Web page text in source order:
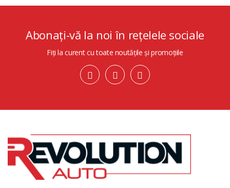
Abonați-vă la noi în rețelele sociale
Fiți la curent cu toate noutățile și promoțiile